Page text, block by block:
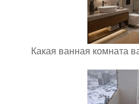
Какая ванная комната